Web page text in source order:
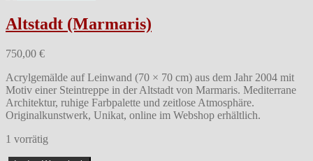
Altstadt (Marmaris)
750,00 €
Acrylgemälde auf Leinwand (70 × 70 cm) aus dem Jahr 2004 mit
Motiv einer Steintreppe in der Altstadt von Marmaris. Mediterrane
Architektur, ruhige Farbpalette und zeitlose Atmosphäre.
Originalkunstwerk, Unikat, online im Webshop erhältlich.
1 vorrätig